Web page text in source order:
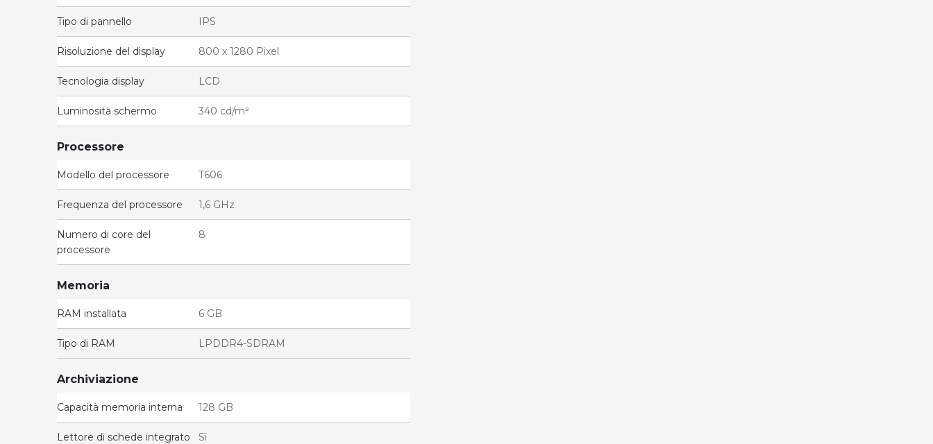
Tipo di pannello IPS
Risoluzione del display 800 x 1280 Pixel
Tecnologia display LCD
Luminosità schermo 340 cd/m²
Processore
Modello del processore T606
Frequenza del processore 1,6 GHz
Numero di core del
processore
8
Memoria
RAM installata 6 GB
Tipo di RAM LPDDR4-SDRAM
Archiviazione
Capacità memoria interna 128 GB
Lettore di schede integrato Sì